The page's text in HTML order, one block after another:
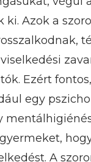
ki. Azok a
Ezért
egy
A